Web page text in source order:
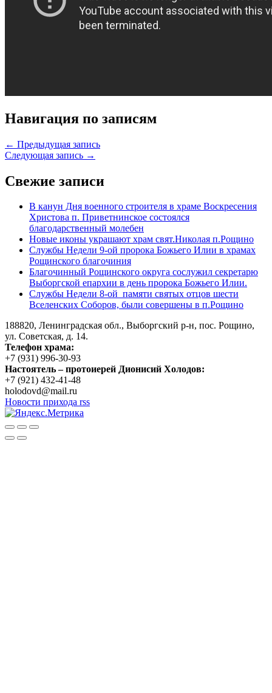
Навигация по записям
← Предыдущая запись
Следующая запись →
Свежие записи
В канун Дня военного строителя в храме Воскресения
Христова п. Приветнинское состоялся
благодарственный молебен
Новые иконы украшают храм свят.Николая п.Рощино
Службы Недели 9-ой пророка Божьего Илии в храмах
Рощинского благочиния
Благочинный Рощинского округа сослужил секретарю
Выборгской епархии в день пророка Божьего Илии.
Службы Недели 8-ой памяти святых отцов шести
Вселенских Соборов, были совершены в п.Рощино
188820, Ленинградская обл., Выборгский р-н, пос. Рощино,
ул. Советская, д. 14.
Телефон храма:
+7 (931) 996-30-93
Настоятель – протоиерей Дионисий Холодов:
+7 (921) 432-41-48
holodovd@mail.ru
Новости прихода rss